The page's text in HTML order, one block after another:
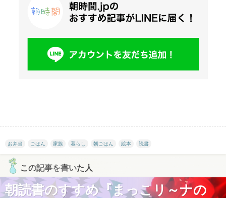
お弁当 ごはん 家族 暮らし 朝ごはん 絵本 読書
この記事を書いた人
朝読書のすすめ『まっこリ～ナの